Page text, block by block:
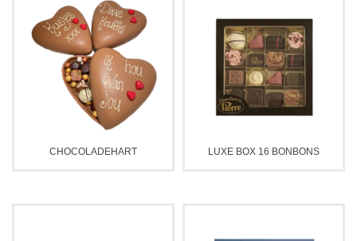
CHOCOLADEHART LUXE BOX 16 BONBONS